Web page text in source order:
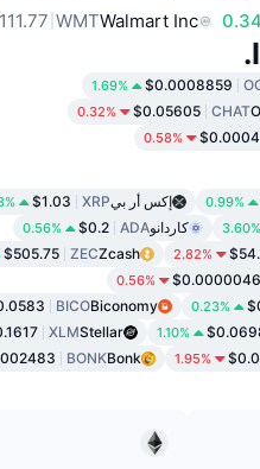
Walmart Inc
WMT
$0.0008859
1.69%
CHAT
$0.05605
0.32%
0.58%
0.99% إكس أر بيXRP
$1.03
3.60% كاردانوADA
$0.2
0.56%
2.82%
Zcash
ZEC
$505.75
0.56%
0.23%
Biconomy
BICO
1.10%
Stellar
XLM
1.95%
Bonk
BONK